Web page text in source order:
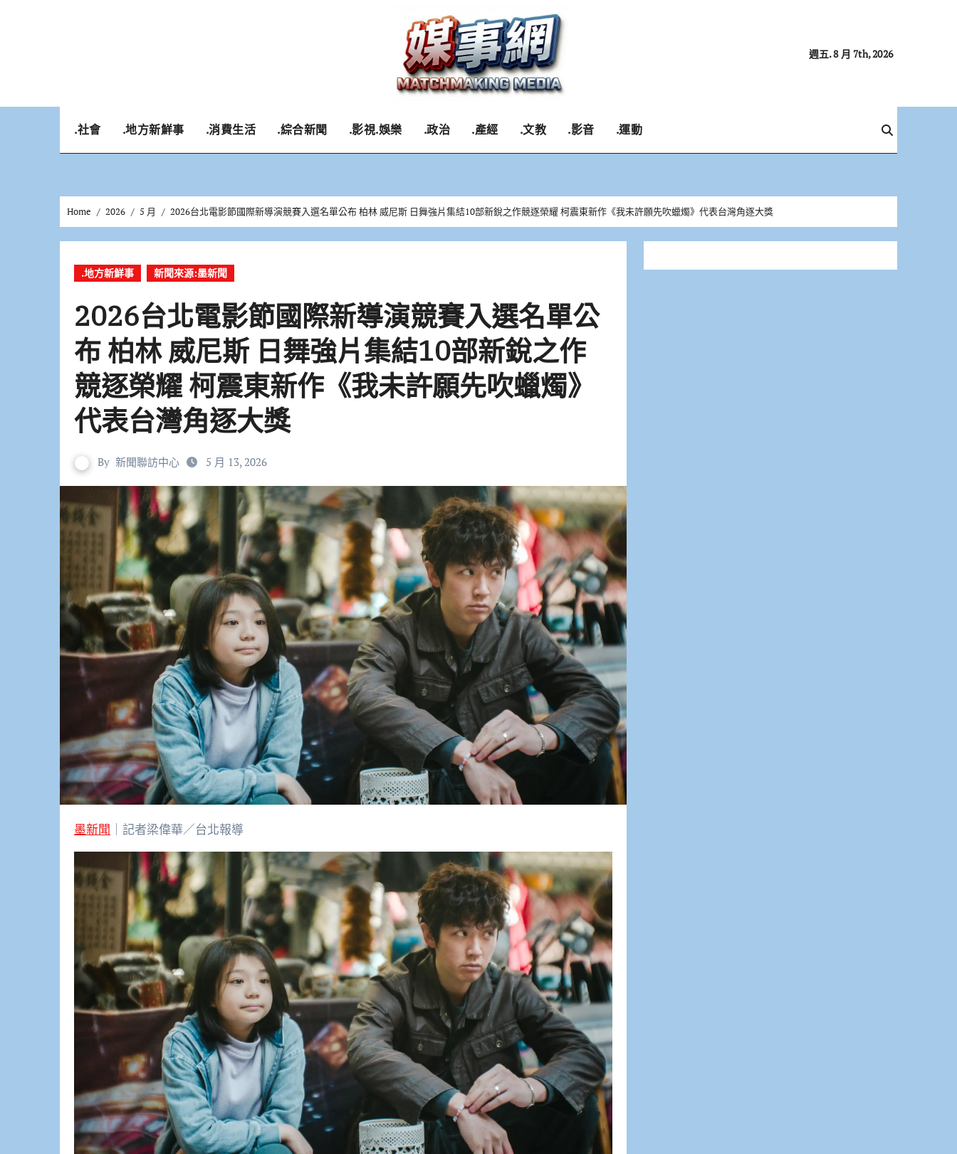
週五. 8 月 7th, 2026
.社會 .地方新鮮事 .消費生活 .綜合新聞 .影視.娛樂 .政治 .產經 .文教 .影音 .運動
Home 2026 5 月 2026台北電影節國際新導演競賽入選名單公布 柏林 威尼斯 日舞強片集結10部新銳之作競逐榮耀 柯震東新作《我未許願先吹蠟燭》代表台灣角逐大獎
.地方新鮮事 新聞來源:墨新聞
2026台北電影節國際新導演競賽入選名單公
布 柏林 威尼斯 日舞強片集結10部新銳之作
競逐榮耀 柯震東新作《我未許願先吹蠟燭》
代表台灣角逐大獎
By 新聞聯訪中心 5 月 13, 2026
墨新聞 ｜記者梁偉華／台北報導